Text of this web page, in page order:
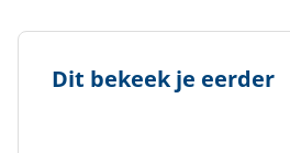
Dit bekeek je eerder